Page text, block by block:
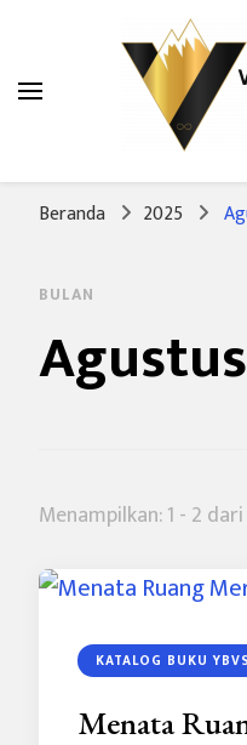
Varman
Pusat Kajian Sunda
Beranda 2025
BULAN
Menampilkan: 1 - 2 dari
KATALOG BUKU YBVS
Menata